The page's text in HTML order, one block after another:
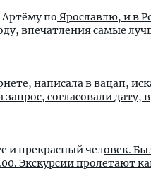
Артёму по Ярославлю, и в
впечатления самые
написала в вацап,
согласовали дату,
и прекрасный человек.
С утра и до 19.00. Экскурсии пролетают